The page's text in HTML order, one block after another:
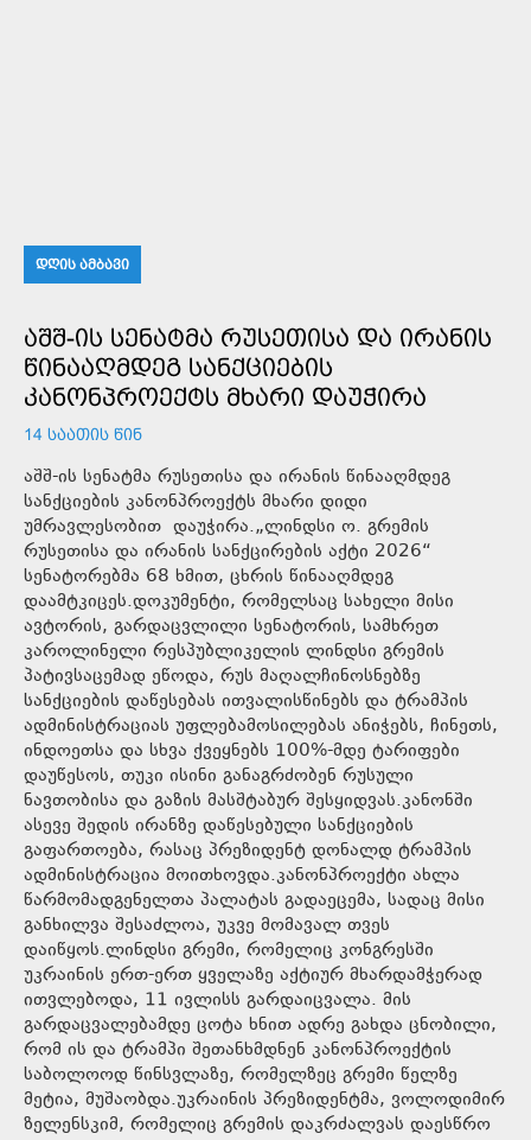
ᲓᲦᲘᲡ ᲐᲛᲑᲐᲕᲘ
ᲐᲨᲨ-ᲘᲡ ᲡᲔᲜᲐᲢᲛᲐ ᲠᲣᲡᲔᲗᲘᲡᲐ ᲓᲐ ᲘᲠᲐᲜᲘᲡ
ᲬᲘᲜᲐᲐᲦᲛᲓᲔᲒ ᲡᲐᲜᲥᲪᲘᲔᲑᲘᲡ
ᲙᲐᲜᲝᲜᲞᲠᲝᲔᲥᲢᲡ ᲛᲮᲐᲠᲘ ᲓᲐᲣᲭᲘᲠᲐ
14 ᲡᲐᲐᲗᲘᲡ ᲬᲘᲜ
აშშ-ის სენატმა რუსეთისა და ირანის წინააღმდეგ
სანქციების კანონპროექტს მხარი დიდი
უმრავლესობით დაუჭირა.„ლინდსი ო. გრემის
რუსეთისა და ირანის სანქცირების აქტი 2026“
სენატორებმა 68 ხმით, ცხრის წინააღმდეგ
დაამტკიცეს.დოკუმენტი, რომელსაც სახელი მისი
ავტორის, გარდაცვლილი სენატორის, სამხრეთ
კაროლინელი რესპუბლიკელის ლინდსი გრემის
პატივსაცემად ეწოდა, რუს მაღალჩინოსნებზე
სანქციების დაწესებას ითვალისწინებს და ტრამპის
ადმინისტრაციას უფლებამოსილებას ანიჭებს, ჩინეთს,
ინდოეთსა და სხვა ქვეყნებს 100%-მდე ტარიფები
დაუწესოს, თუკი ისინი განაგრძობენ რუსული
ნავთობისა და გაზის მასშტაბურ შესყიდვას.კანონში
ასევე შედის ირანზე დაწესებული სანქციების
გაფართოება, რასაც პრეზიდენტ დონალდ ტრამპის
ადმინისტრაცია მოითხოვდა.კანონპროექტი ახლა
წარმომადგენელთა პალატას გადაეცემა, სადაც მისი
განხილვა შესაძლოა, უკვე მომავალ თვეს
დაიწყოს.ლინდსი გრემი, რომელიც კონგრესში
უკრაინის ერთ-ერთ ყველაზე აქტიურ მხარდამჭერად
ითვლებოდა, 11 ივლისს გარდაიცვალა. მის
გარდაცვალებამდე ცოტა ხნით ადრე გახდა ცნობილი,
რომ ის და ტრამპი შეთანხმდნენ კანონპროექტის
საბოლოოდ წინსვლაზე, რომელზეც გრემი წელზე
მეტია, მუშაობდა.უკრაინის პრეზიდენტმა, ვოლოდიმირ
ზელენსკიმ, რომელიც გრემის დაკრძალვას დაესწრო